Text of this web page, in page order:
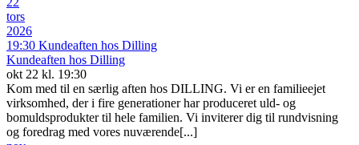
tors
2026
19:30 Kundeaften hos Dilling
Kundeaften hos Dilling
okt 22 kl. 19:30
Kom med til en særlig aften hos DILLING. Vi er en familieejet
virksomhed, der i fire generationer har produceret uld- og
bomuldsprodukter til hele familien. Vi inviterer dig til rundvisning
og foredrag med vores nuværende[...]